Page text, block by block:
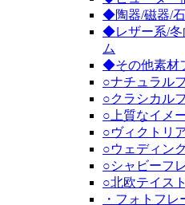
◆陶器/磁器/
◆レザー系/冬
ム
◆その他素材
○ナチュラル
○クラシカル
○上質なイメ
○ヴィクトリ
○ウェディン
○シャビーフ
○北欧テイス
・フォトフ